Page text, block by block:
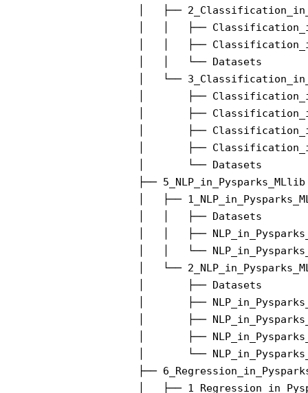
│   ├──
│   │   ├──
│   │   ├──
│   │   └── Datasets
│   └──
│       ├──
│       ├──
│       ├──
│       ├──
│       └── Datasets
├── 5_NLP_in_Pysparks_MLlib
│   ├──
│   │   ├── Datasets
│   │   ├──
│   │   └──
│   └──
│       ├── Datasets
│       ├──
│       ├──
│       ├──
│       └──
├──
│   ├──